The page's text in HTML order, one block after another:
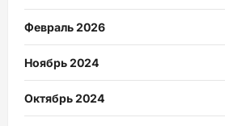
Февраль 2026
Ноябрь 2024
Октябрь 2024